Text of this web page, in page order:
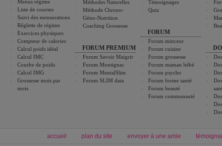
Menus régime
Liste de courses
Suivi des mensurations
Réglette de régime
Exercices physiques
Compteur de calories
Calcul poids idéal
Calcul IMC
Courbe de poids
Calcul IMG
Grossesse mois par
mois
Méthodes Naturelles
Méthode Chrono-
Géno-Nutrition
Coaching Grossesse
FORUM PREMIUM
Forum Savoir Maigrir
Forum Montignac
Forum MentalSlim
Forum SLIM data
Témoignages
Quiz
FORUM
Forum minceur
Forum cuisine
Forum grossesse
Forum maman bébé
Forum psycho
Forum forme santé
Forum beauté
Forum communauté
accueil plan du site envoyer à une amie